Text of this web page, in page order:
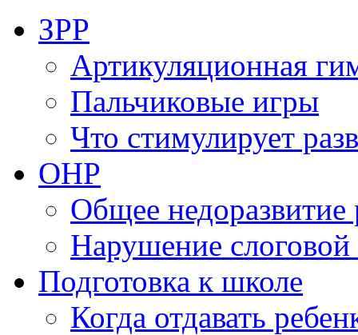
ЗРР
Артикуляционная
Пальчиковые игры
Что стимулирует
ОНР
Общее недоразвитие
Нарушение слоговой
Подготовка к школе
Когда отдавать